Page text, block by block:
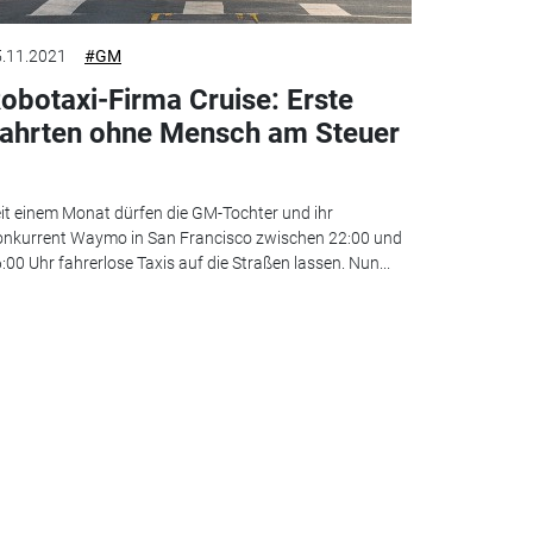
#GM
Firma Cruise: Erste
ohne Mensch am Steuer
einem Monat dürfen die GM-Tochter und ihr
Waymo in San Francisco zwischen 22:00 und
Uhr fahrerlose Taxis auf die Straßen lassen. Nun...